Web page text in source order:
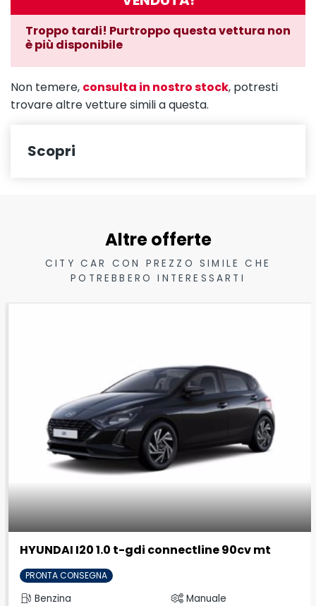
Troppo tardi! Purtroppo questa vettura non
è più disponibile
Non temere, consulta in nostro stock, potresti
trovare altre vetture simili a questa.
Scopri
Altre offerte
CITY CAR CON PREZZO SIMILE CHE
POTREBBERO INTERESSARTI
HYUNDAI I20 1.0 t-gdi connectline 90cv mt
PRONTA CONSEGNA
Benzina
Manuale